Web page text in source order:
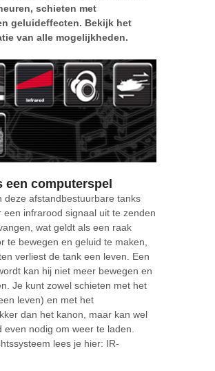
schieten met
geluideffecten. Bekijk het
van alle mogelijkheden.
een computerspel
deze afstandbestuurbare tanks
infrarood signaal uit te zenden
wat geldt als een raak
te bewegen en geluid te maken,
verliest de tank een leven. Een
kan hij niet meer bewegen en
Je kunt zowel schieten met het
leven) en met het
dan het kanon, maar kan wel
nodig om weer te laden.
lees je hier: IR-